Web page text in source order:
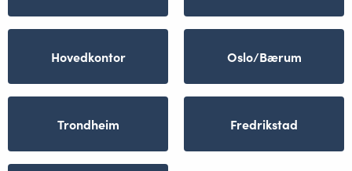
Hovedkontor Oslo/Bærum
Trondheim Fredrikstad